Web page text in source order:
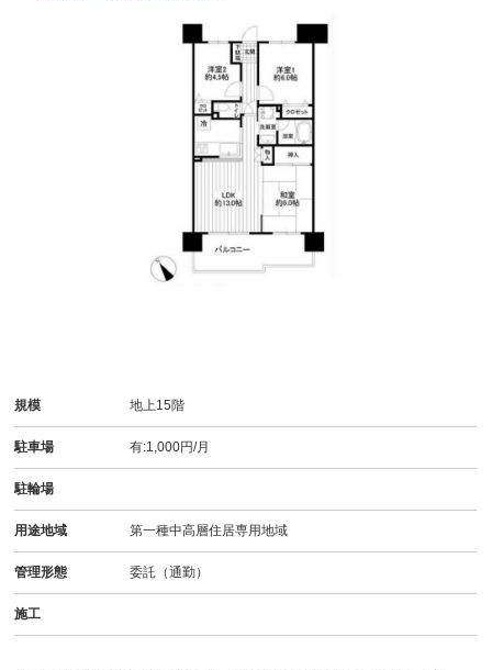
規模 地上15階
駐車場 有:1,000円/月
駐輪場
用途地域 第一種中高層住居専用地域
管理形態 委託（通勤）
施工